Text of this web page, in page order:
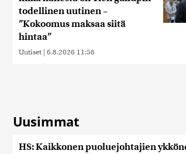
todellinen uutinen –
”Kokoomus maksaa siitä
hintaa”
Uutiset | 6.8.2026 11:56
Uusimmat
HS: Kaikkonen puoluejohtajien